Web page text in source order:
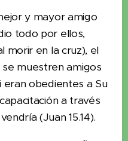
y mayor amigo
todo por ellos,
morir en la cruz), el
muestren amigos
eran obedientes a Su
a través
(Juan 15.14).